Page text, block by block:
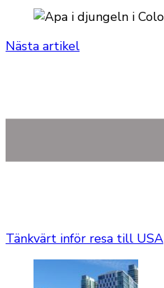
Nästa artikel
Tänkvärt inför resa till USA